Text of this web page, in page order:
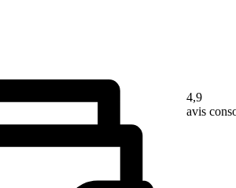
4,9
avis